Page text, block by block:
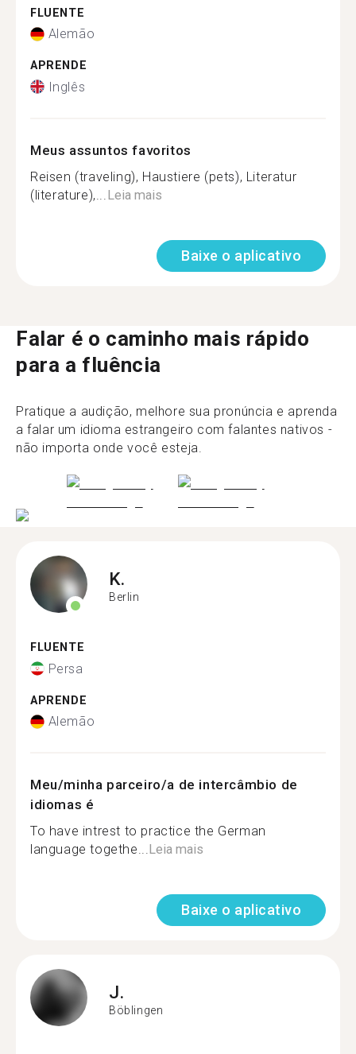
FLUENTE
Alemão
APRENDE
Inglês
Meus assuntos favoritos
Reisen (traveling), Haustiere (pets), Literatur
(literature),... Leia mais
Baixe o aplicativo
Falar é o caminho mais rápido
para a fluência
Pratique a audição, melhore sua pronúncia e aprenda
a falar um idioma estrangeiro com falantes nativos -
não importa onde você esteja.
K.
Berlin
FLUENTE
Persa
APRENDE
Alemão
Meu/minha parceiro/a de intercâmbio de
idiomas é
To have intrest to practice the German
language togethe...Leia mais
Baixe o aplicativo
J.
Böblingen